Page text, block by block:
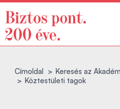
Címoldal
Keresés az
Köztestületi tagok